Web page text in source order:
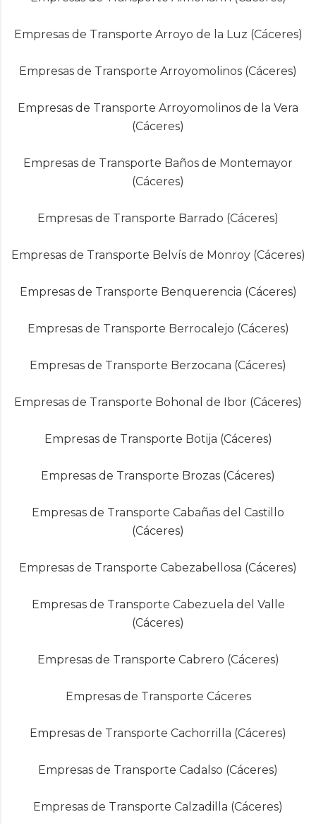
Empresas de Transporte Arroyo de la Luz (Cáceres)
Empresas de Transporte Arroyomolinos (Cáceres)
Empresas de Transporte Arroyomolinos de la Vera
(Cáceres)
Empresas de Transporte Baños de Montemayor
(Cáceres)
Empresas de Transporte Barrado (Cáceres)
Empresas de Transporte Belvís de Monroy (Cáceres)
Empresas de Transporte Benquerencia (Cáceres)
Empresas de Transporte Berrocalejo (Cáceres)
Empresas de Transporte Berzocana (Cáceres)
Empresas de Transporte Bohonal de Ibor (Cáceres)
Empresas de Transporte Botija (Cáceres)
Empresas de Transporte Brozas (Cáceres)
Empresas de Transporte Cabañas del Castillo
(Cáceres)
Empresas de Transporte Cabezabellosa (Cáceres)
Empresas de Transporte Cabezuela del Valle
(Cáceres)
Empresas de Transporte Cabrero (Cáceres)
Empresas de Transporte Cáceres
Empresas de Transporte Cachorrilla (Cáceres)
Empresas de Transporte Cadalso (Cáceres)
Empresas de Transporte Calzadilla (Cáceres)